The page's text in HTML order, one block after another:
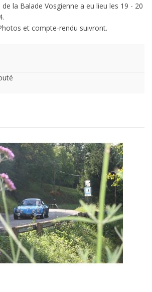
la Balade Vosgienne a eu lieu les 19 - 20
et compte-rendu suivront.